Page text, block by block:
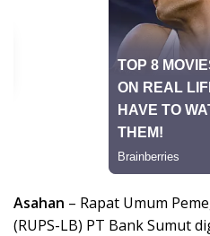
Asahan – Rapat Umum
(RUPS-LB) PT Bank Sumut